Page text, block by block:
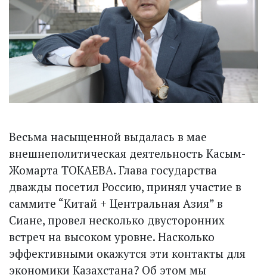
Весьма насыщенной выдалась в мае
внешнеполитическая деятельность Касым-
Жомарта ТОКАЕВА. Глава государства
дважды посетил Россию, принял участие в
саммите “Китай + Центральная Азия” в
Сиане, провел несколько двусторонних
встреч на высоком уровне. Насколько
эффективными окажутся эти контакты для
экономики Казахстана? Об этом мы